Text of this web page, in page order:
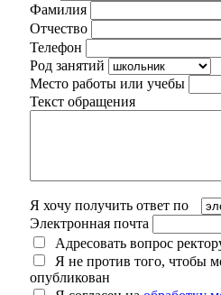
Фамилия
Отчество
Телефон
Род занятий
Место работы или учебы
Текст обращения
Я хочу получить ответ по
Электронная почта
Адресовать вопрос
Я не против того, чтобы
опубликован